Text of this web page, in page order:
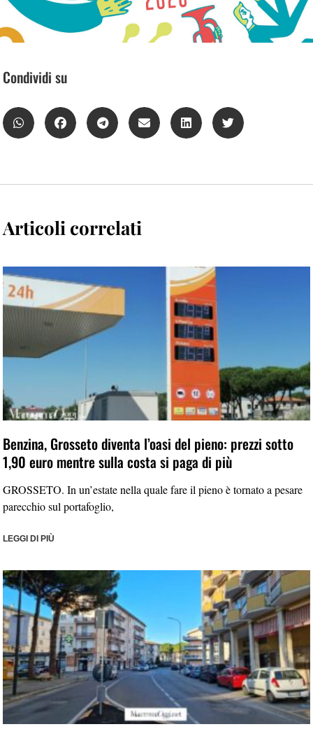
Condividi su
Articoli correlati
Benzina, Grosseto diventa l’oasi del pieno: prezzi sotto
1,90 euro mentre sulla costa si paga di più
GROSSETO. In un’estate nella quale fare il pieno è tornato a pesare
parecchio sul portafoglio,
LEGGI DI PIÙ